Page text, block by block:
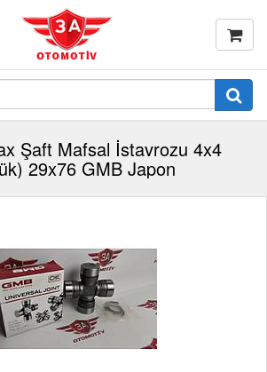
Şaft Mafsal İstavrozu 4x4
29x76 GMB Japon